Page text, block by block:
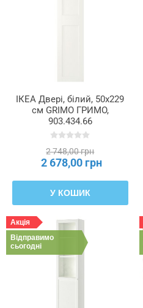
ІКЕА Двері, білий, 50x229
см GRIMO ГРИМО,
903.434.66
2 748,00 грн
2 678,00 грн
У КОШИК
Акція
Відправимо
сьогодні